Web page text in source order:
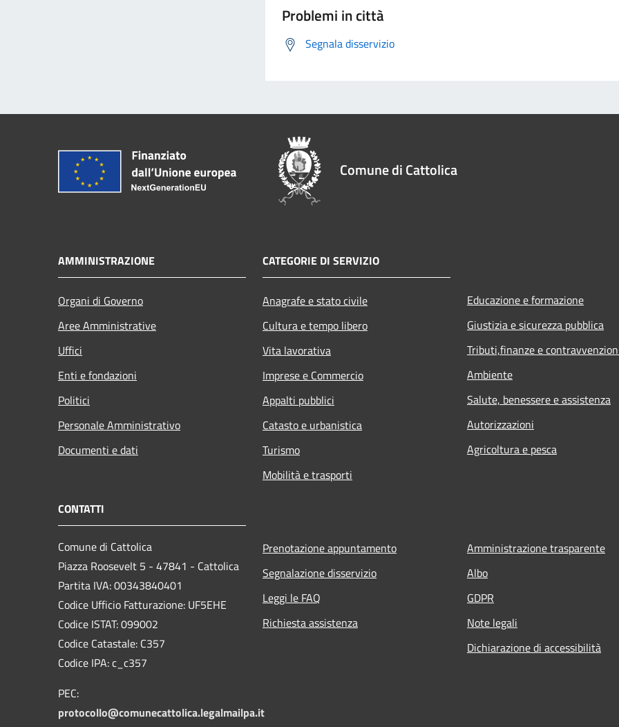
Problemi in città
Segnala disservizio
Comune di Cattolica
AMMINISTRAZIONE
Organi di Governo
Aree Amministrative
Uffici
Enti e fondazioni
Politici
Personale Amministrativo
Documenti e dati
CATEGORIE DI SERVIZIO
Anagrafe e stato civile
Cultura e tempo libero
Vita lavorativa
Imprese e Commercio
Appalti pubblici
Catasto e urbanistica
Turismo
Mobilità e trasporti
Educazione e formazione
Giustizia e sicurezza pubblica
Tributi,finanze e
Ambiente
Salute, benessere e assistenza
Autorizzazioni
Agricoltura e pesca
CONTATTI
Comune di Cattolica
Piazza Roosevelt 5 - 47841 - Cattolica
Partita IVA: 00343840401
Codice Ufficio Fatturazione: UF5EHE
Codice ISTAT: 099002
Codice Catastale: C357
Codice IPA: c_c357
PEC:
protocollo@comunecattolica.legalmailpa.it
Prenotazione appuntamento
Segnalazione disservizio
Leggi le FAQ
Richiesta assistenza
Amministrazione trasparente
Albo
GDPR
Note legali
Dichiarazione di accessibilità